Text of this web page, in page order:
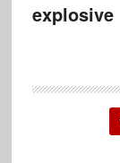
explosive